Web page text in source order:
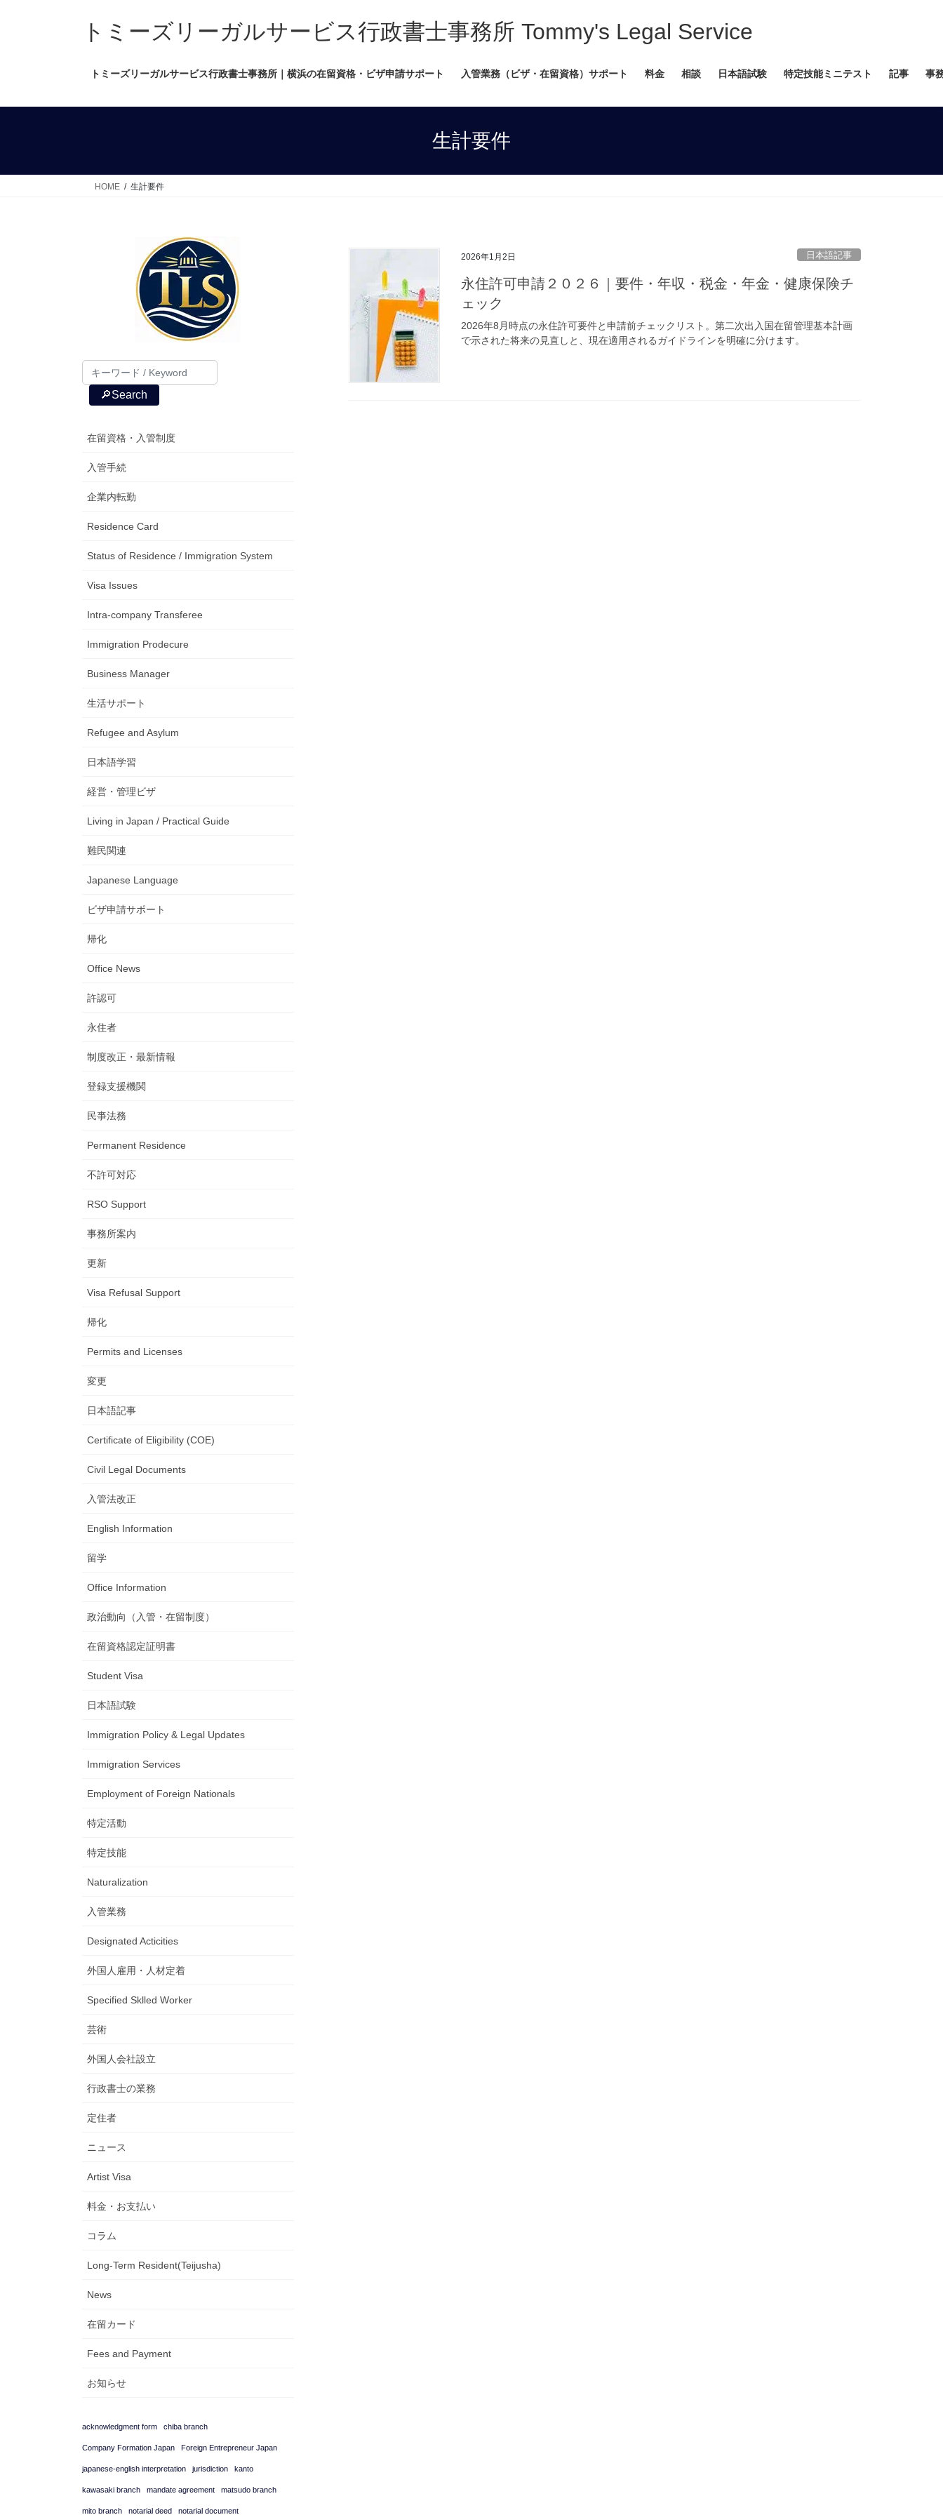
ス
ン
トミーズリーガルサービス行政書士事務所 Tommy's Legal Service
トミーズリーガルサービス行政書士事務所｜横浜の在留資格・ビザ申請サポート 入管業務（ビザ・在留資格）サポート 料金 相談 日本語試験 特定技能ミニテスト 記事 事
生計要件
HOME 生計要件
2026年1月2日 日本語記事
永住許可申請２０２６｜要件・年収・税金・年金・健康保険チ
ェック
2026年8月時点の永住許可要件と申請前チェックリスト。第二次出入国在留管理基本計画
で示された将来の見直しと、現在適用されるガイドラインを明確に分けます。
🔎Search
在留資格・入管制度
入管手続
企業内転勤
Residence Card
Status of Residence / Immigration System
Visa Issues
Intra-company Transferee
Immigration Prodecure
Business Manager
生活サポート
Refugee and Asylum
日本語学習
経営・管理ビザ
Living in Japan / Practical Guide
難民関連
Japanese Language
ビザ申請サポート
帰化
Office News
許認可
永住者
制度改正・最新情報
登録支援機関
民亊法務
Permanent Residence
不許可対応
RSO Support
事務所案内
更新
Visa Refusal Support
帰化
Permits and Licenses
変更
日本語記事
Certificate of Eligibility (COE)
Civil Legal Documents
入管法改正
English Information
留学
Office Information
政治動向（入管・在留制度）
在留資格認定証明書
Student Visa
日本語試験
Immigration Policy & Legal Updates
Immigration Services
Employment of Foreign Nationals
特定活動
特定技能
Naturalization
入管業務
Designated Acticities
外国人雇用・人材定着
Specified Sklled Worker
芸術
外国人会社設立
行政書士の業務
定住者
ニュース
Artist Visa
料金・お支払い
コラム
Long-Term Resident(Teijusha)
News
在留カード
Fees and Payment
お知らせ
acknowledgment form chiba branch
Company Formation Japan Foreign Entrepreneur Japan
japanese-english interpretation jurisdiction kanto
kawasaki branch mandate agreement matsudo branch
mito branch notarial deed notarial document